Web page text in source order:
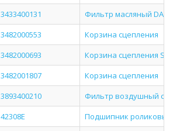
3433400131
Фильтр масляный
3482000553
Корзина сцепления
3482000693
Корзина сцепления
3482001807
Корзина сцепления
3893400210
Фильтр воздушный
42308E
Подшипник роликовый